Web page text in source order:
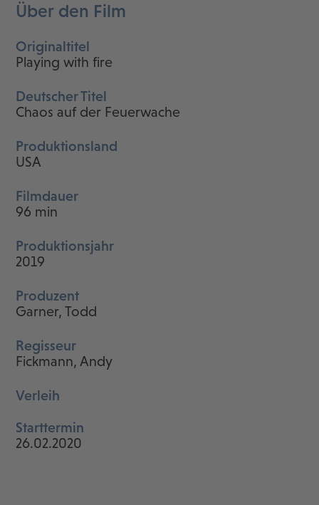
Über den Film
Originaltitel
Playing with fire
Deutscher Titel
Chaos auf der Feuerwache
Produktionsland
USA
Filmdauer
96 min
Produktionsjahr
2019
Produzent
Garner, Todd
Regisseur
Fickmann, Andy
Verleih
Starttermin
26.02.2020